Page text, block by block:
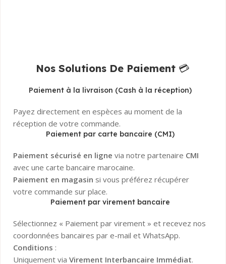
Nos Solutions De Paiement 💳
Paiement à la livraison (Cash à la réception)
Payez directement en espèces au moment de la
réception de votre commande.
Paiement par carte bancaire (CMI)
Paiement sécurisé en ligne via notre partenaire CMI
avec une carte bancaire marocaine.
Paiement en magasin si vous préférez récupérer
votre commande sur place.
Paiement par virement bancaire
Sélectionnez « Paiement par virement » et recevez nos
coordonnées bancaires par e-mail et WhatsApp.
Conditions :
Uniquement via Virement Interbancaire Immédiat.